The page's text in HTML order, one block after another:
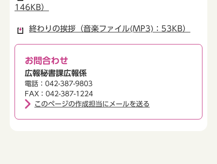
146KB）
終わりの挨拶（音楽ファイル(MP3)：53KB）
お問合わせ
広報秘書課広報係
電話：042-387-9803
FAX：042-387-1224
このページの作成担当にメールを送る